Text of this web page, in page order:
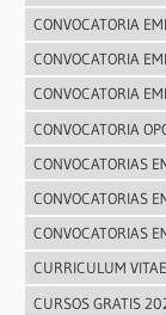
CONVOCATORIA
CONVOCATORIA
CONVOCATORIA
CONVOCATORIA
CONVOCATORIAS
CONVOCATORIAS
CONVOCATORIAS
CURRICULUM VITAE
CURSOS GRATIS